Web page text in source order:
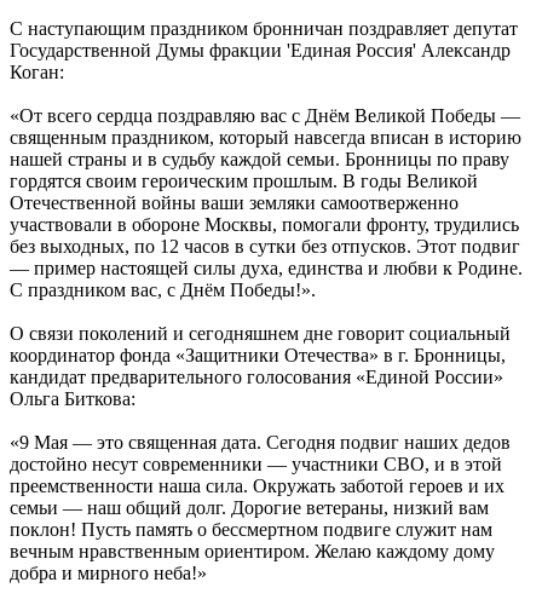
С наступающим праздником бронничан поздравляет депутат
Государственной Думы фракции 'Единая Россия' Александр
Коган:
«От всего сердца поздравляю вас с Днём Великой Победы —
священным праздником, который навсегда вписан в историю
нашей страны и в судьбу каждой семьи. Бронницы по праву
гордятся своим героическим прошлым. В годы Великой
Отечественной войны ваши земляки самоотверженно
участвовали в обороне Москвы, помогали фронту, трудились
без выходных, по 12 часов в сутки без отпусков. Этот подвиг
— пример настоящей силы духа, единства и любви к Родине.
С праздником вас, с Днём Победы!».
О связи поколений и сегодняшнем дне говорит социальный
координатор фонда «Защитники Отечества» в г. Бронницы,
кандидат предварительного голосования «Единой России»
Ольга Биткова:
«9 Мая — это священная дата. Сегодня подвиг наших дедов
достойно несут современники — участники СВО, и в этой
преемственности наша сила. Окружать заботой героев и их
семьи — наш общий долг. Дорогие ветераны, низкий вам
поклон! Пусть память о бессмертном подвиге служит нам
вечным нравственным ориентиром. Желаю каждому дому
добра и мирного неба!»